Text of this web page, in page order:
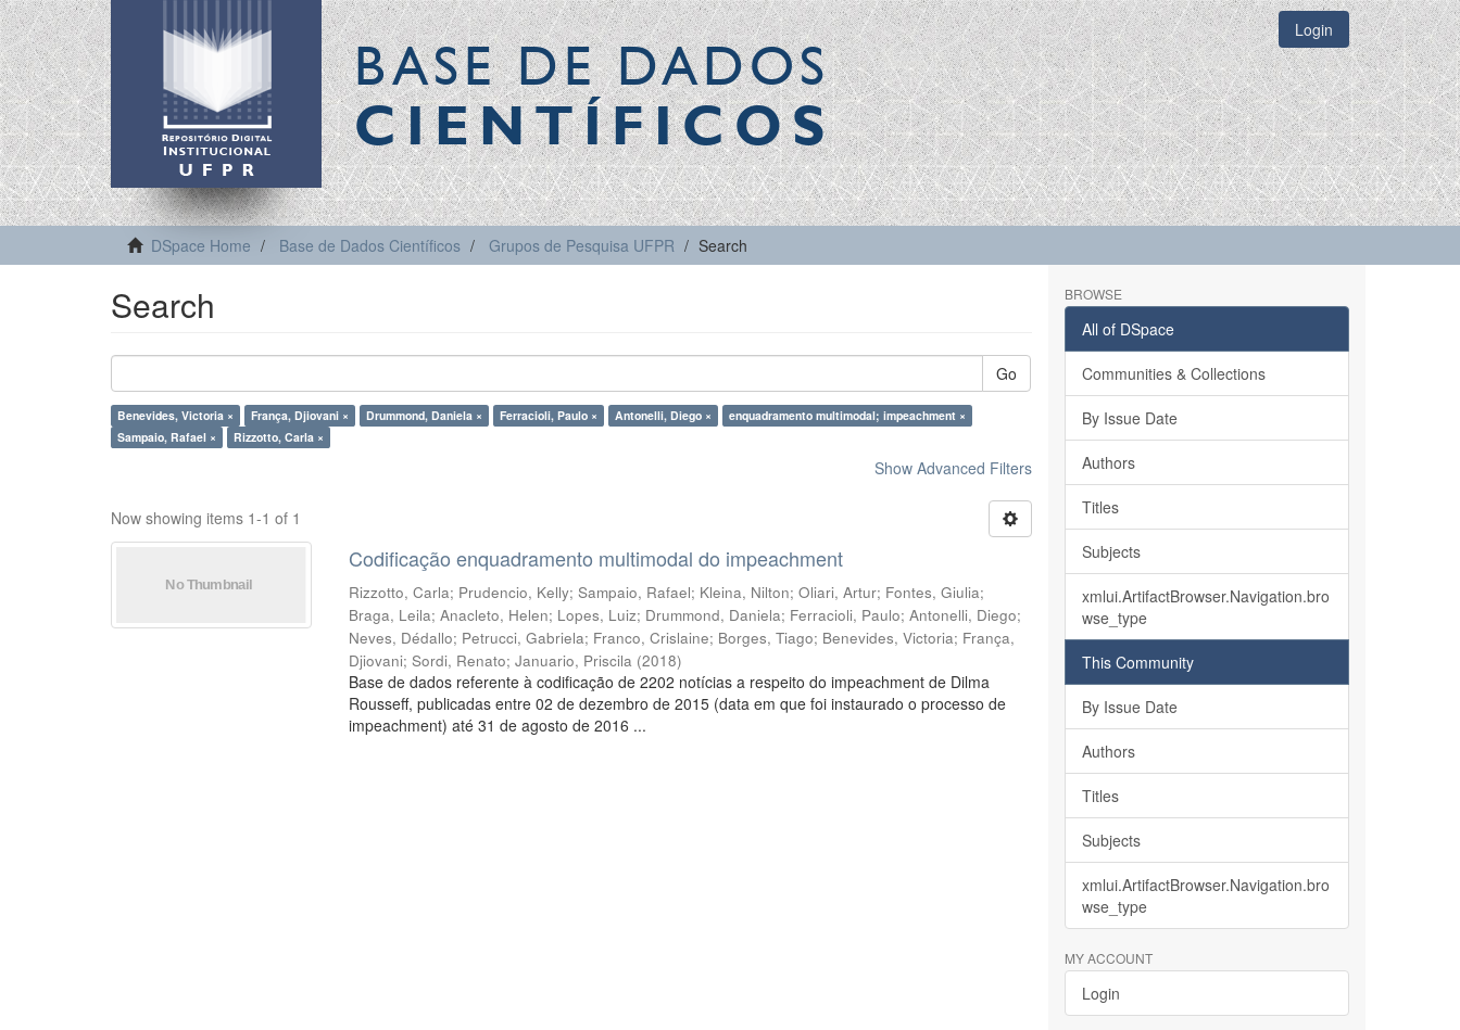
BASE DE DADOS
CIENTÍFICOS
Login
DSpace Home Base de Dados Científicos Grupos de Pesquisa UFPR Search
Search
Go
Benevides, Victoria × França, Djiovani × Drummond, Daniela × Ferracioli, Paulo × Antonelli, Diego ×
enquadramento multimodal; impeachment ×
Sampaio, Rafael ×
Rizzotto, Carla ×
Show Advanced Filters
Now showing items 1-1 of 1
Codificação enquadramento multimodal do impeachment
Rizzotto, Carla; Prudencio, Kelly;Sampaio, Rafael; Kleina, Nilton;Oliari, Artur; Fontes, Giulia;
Braga, Leila;Anacleto, Helen; Lopes, Luiz; Drummond, Daniela; Ferracioli, Paulo;Antonelli, Diego;
Neves, Dédallo; Petrucci, Gabriela; Franco, Crislaine; Borges, Tiago; Benevides, Victoria; França,
Djiovani;Sordi, Renato;Januario, Priscila (2018)
Base de dados referente à codificação de 2202 notícias a respeito do impeachment de Dilma
Rousseff, publicadas entre 02 de dezembro de 2015 (data em que foi instaurado o processo de
impeachment) até 31 de agosto de 2016 ...
BROWSE
All of DSpace
Communities & Collections
By Issue Date
Authors
Titles
Subjects
xmlui.ArtifactBrowser.Navigation.bro
wse_type
This Community
By Issue Date
Authors
Titles
Subjects
xmlui.ArtifactBrowser.Navigation.bro
wse_type
MY ACCOUNT
Login